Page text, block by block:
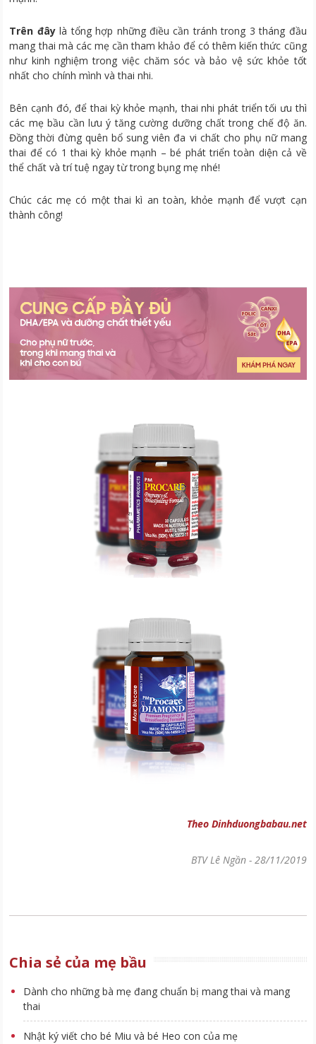
Trên đâylà tổng hợp những điều cần tránh trong 3 tháng đầu
mang thai mà các mẹ cần tham khảo để có thêm kiến thức cũng
như kinh nghiệm trong việc chăm sóc và bảo vệ sức khỏe tốt
nhất cho chính mình và thai nhi.
Bên cạnh đó, để thai kỳ khỏe mạnh, thai nhi phát triển tối ưu thì
các mẹ bầu cần lưu ý tăng cường dưỡng chất trong chế độ ăn.
Đồng thời đừng quên bổ sung viên đa vi chất cho phụ nữ mang
thai để có 1 thai kỳ khỏe mạnh – bé phát triển toàn diện cả về
thể chất và trí tuệ ngay từ trong bụng mẹ nhé!
Chúc các mẹ có một thai kì an toàn, khỏe mạnh để vượt cạn
thành công!
Theo Dinhduongbabau.net
BTV Lê Ngần- 28/11/2019
Chia sẻ của mẹ bầu
Dành cho những bà mẹ đang chuẩn bị mang thai và mang
thai
Nhật ký viết cho bé Miu và bé Heo con của mẹ